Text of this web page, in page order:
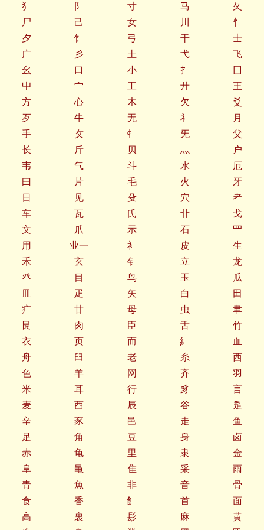
犭
阝 寸 马
夂
尸
己 女 川
忄
夕
饣 弓 干
士
广
彡 土 弋
飞
幺
口 小 扌
囗
屮
宀 工 廾
王
方
心 木 欠
爻
歹
牛 无 礻
月
手
攵 牜 旡
父
长
斤 贝 灬
户
韦
气 斗 水
厄
曰
片 毛 火
牙
日
见 殳 穴
耂
车
瓦 氏 卝
戈
文
爪 示 石
罒
用
业一 衤 皮
生
禾
玄 钅 立
龙
癶
目 鸟 玉
瓜
皿
疋 矢 白
田
疒
甘 母 虫
聿
艮
肉 臣 舌
竹
衣
页 而 糹
血
舟
臼 老 糸
西
色
羊 网 齐
羽
米
耳 行 豸
言
麦
酉 辰 谷
辵
辛
豕 邑 走
鱼
足
角 豆 身
卤
赤
龟 里 隶
金
阜
黾 隹 采
雨
青
魚 非 音
骨
食
香 飠 首
面
高
裏 髟 麻
黄